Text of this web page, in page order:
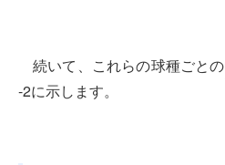
続いて、これらの球種ごとの
-2に示します。